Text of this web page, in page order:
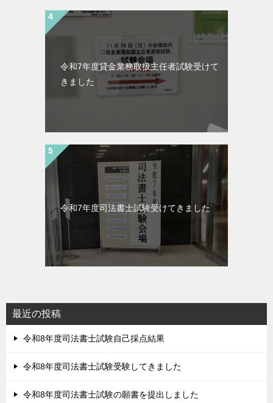
令和7年度貸金業務取扱主任者試験受けて
きました
令和7年度司法書士試験受けてきました
最近の投稿
令和8年度司法書士試験自己採点結果
令和8年度司法書士試験受験してきました
令和8年度司法書士試験の願書を提出しました